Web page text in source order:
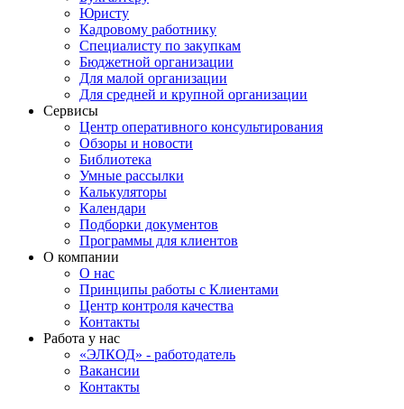
Юристу
Кадровому работнику
Специалисту по закупкам
Бюджетной организации
Для малой организации
Для средней и крупной организации
Сервисы
Центр оперативного консультирования
Обзоры и новости
Библиотека
Умные рассылки
Калькуляторы
Календари
Подборки документов
Программы для клиентов
О компании
О нас
Принципы работы с Клиентами
Центр контроля качества
Контакты
Работа у нас
«ЭЛКОД» - работодатель
Вакансии
Контакты